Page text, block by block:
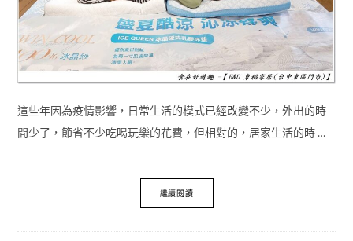
這些年因為疫情影響，日常生活的模式已經改變不少，外出的時
間少了，節省不少吃喝玩樂的花費，但相對的，居家生活的時 …
繼續閱讀